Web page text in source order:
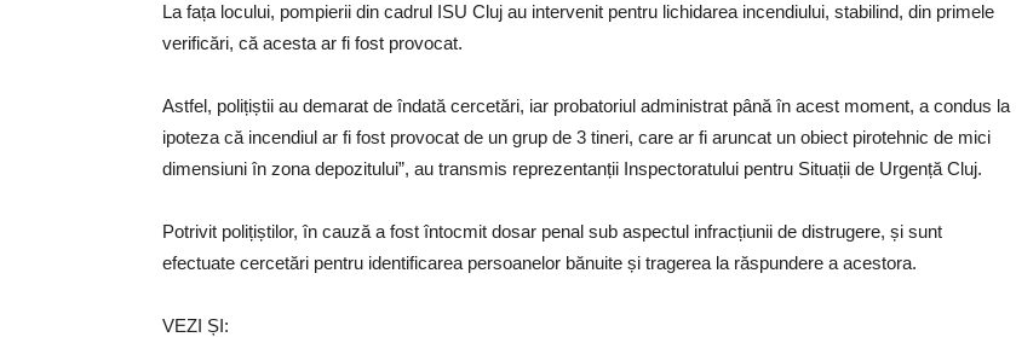
La fața locului, pompierii din cadrul ISU Cluj au intervenit pentru lichidarea incendiului, stabilind, din primele
verificări, că acesta ar fi fost provocat.
Astfel, polițiștii au demarat de îndată cercetări, iar probatoriul administrat până în acest moment, a condus la
ipoteza că incendiul ar fi fost provocat de un grup de 3 tineri, care ar fi aruncat un obiect pirotehnic de mici
dimensiuni în zona depozitului”, au transmis reprezentanții Inspectoratului pentru Situații de Urgență Cluj.
Potrivit polițiștilor, în cauză a fost întocmit dosar penal sub aspectul infracțiunii de distrugere, și sunt
efectuate cercetări pentru identificarea persoanelor bănuite și tragerea la răspundere a acestora.
VEZI ȘI: